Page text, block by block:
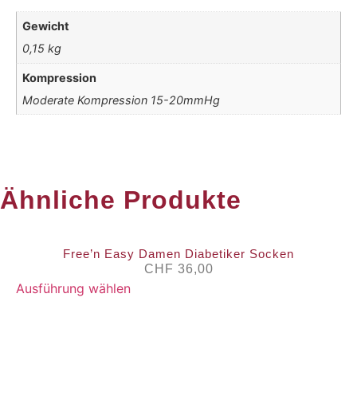
Gewicht
0,15 kg
Kompression
Moderate Kompression 15-20mmHg
Ähnliche Produkte
Free’n Easy Damen Diabetiker Socken
CHF 36,00
Ausführung wählen